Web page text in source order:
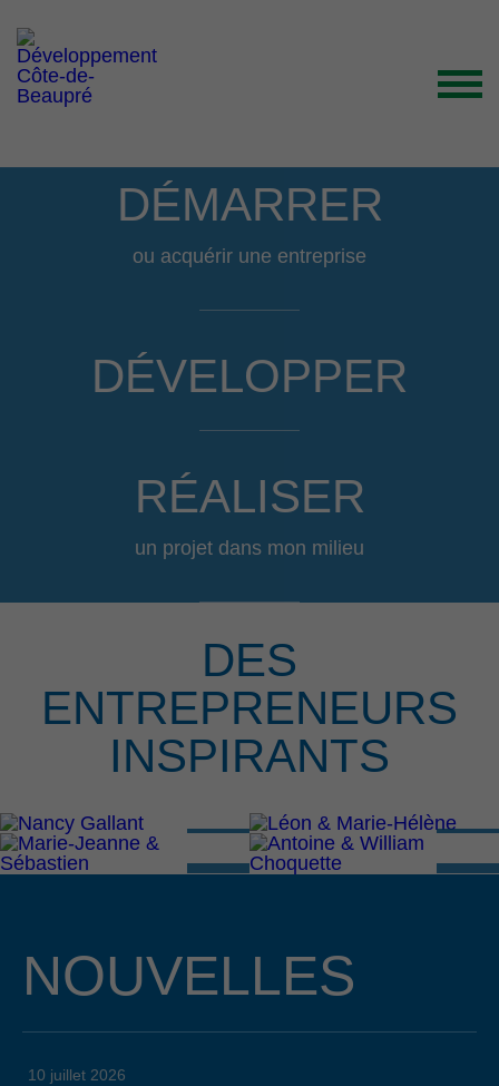
ORGANISATION
GRANDS ENJEUX
ENTREPRENEURS INSPIRANTS
NOUS JOINDRE
DÉMARRER
ou acquérir une entreprise
DÉVELOPPER
RÉALISER
un projet dans mon milieu
DES
ENTREPRENEURS
INSPIRANTS
NOUVELLES
10 juillet 2026